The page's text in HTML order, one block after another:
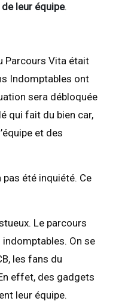
leur équipe.
Parcours Vita était
Indomptables ont
sera débloquée
qui fait du bien car,
et des
pas été inquiété. Ce
Le parcours
On se
les fans du
effet, des gadgets
leur équipe.